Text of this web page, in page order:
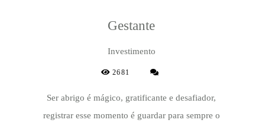
Gestante
Investimento
2681
Ser abrigo é mágico, gratificante e desafiador,
registrar esse momento é guardar para sempre o